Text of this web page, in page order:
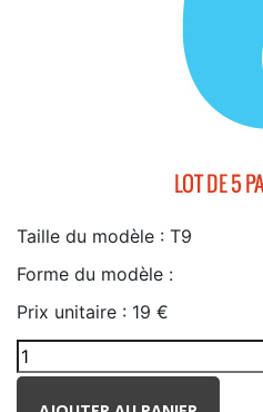
Taille du modèle : T9
Forme du modèle :
Prix unitaire : 19 €